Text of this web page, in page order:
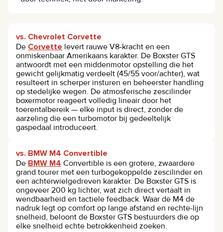
vs. Chevrolet Corvette
De Corvette levert rauwe V8-kracht en een
onmiskenbaar Amerikaans karakter. De Boxster GTS
antwoordt met een middenmotor opstelling die het
gewicht gelijkmatig verdeelt (45/55 voor/achter), wat
resulteert in scherper insturen en beheerster handling
op stedelijke wegen. De atmosferische zescilinder
boxermotor reageert volledig lineair door het
toerentalbereik — elke input is direct, zonder de
aarzeling die een turbomotor bij gedeeltelijk
gaspedaal introduceert.
vs. BMW M4 Convertible
De BMW M4 Convertible is een grotere, zwaardere
grand tourer met een turbogekoppelde zescilinder en
een achterwielgedreven karakter. De Boxster GTS is
ongeveer 200 kg lichter, wat zich direct vertaalt in
wendbaarheid en tactiele feedback. Waar de M4 de
nadruk legt op comfort op lange afstand en rechte-lijn
snelheid, beloont de Boxster GTS bestuurders die op
elke snelheid echte betrokkenheid zoeken.